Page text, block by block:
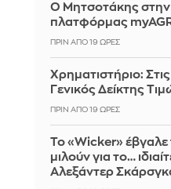
Ο Μητσοτάκης στην
πλατφόρμας
ΠΡΙΝ ΑΠΌ 19 ΏΡΕΣ
Χρηματιστήριο:
Γενικός Δείκτης
ΠΡΙΝ ΑΠΌ 19 ΏΡΕΣ
Το «Wicker» έβγαλε
μιλούν για το…
Αλεξάντερ